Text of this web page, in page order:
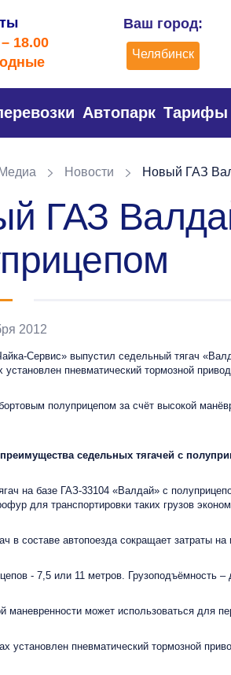
18.00
Ваш город:
Челябинск
Автопарк Тарифы
Медиа Новости Новый ГАЗ
ГАЗ
2012
Сервис» выпустил седельный тягач
установлен пневматический тормозной
полуприцепом за счёт высокой
седельных тягачей с
на базе ГАЗ-33104 «Валдай» с
для транспортировки таких грузов
в составе автопоезда сокращает затраты
- 7,5 или 11 метров. Грузоподъёмность –
маневренности может использоваться для
установлен пневматический тормозной